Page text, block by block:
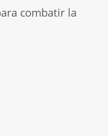
combatir la